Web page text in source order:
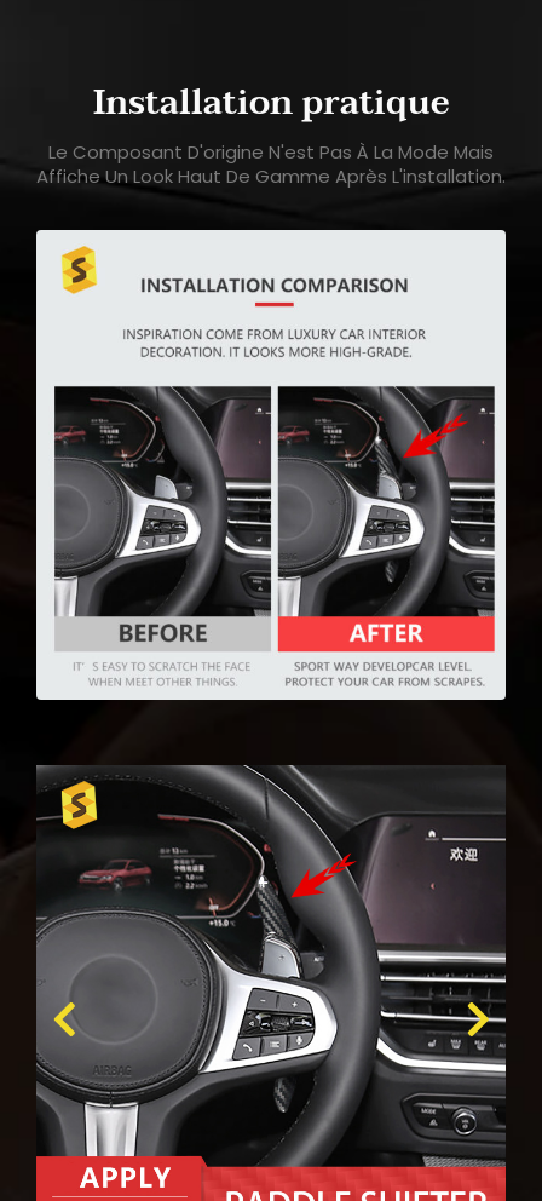
Installation pratique
Le Composant D'origine N'est Pas À La Mode Mais
Affiche Un Look Haut De Gamme Après L'installation.